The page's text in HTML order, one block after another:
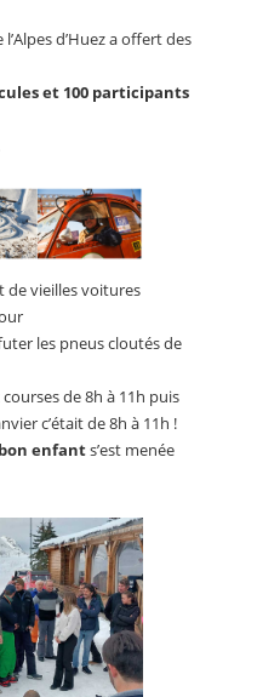
d’Huez a offert des
et 100 participants
de vieilles voitures
les pneus cloutés de
de 8h à 11h puis
c’était de 8h à 11h !
enfants’est menée